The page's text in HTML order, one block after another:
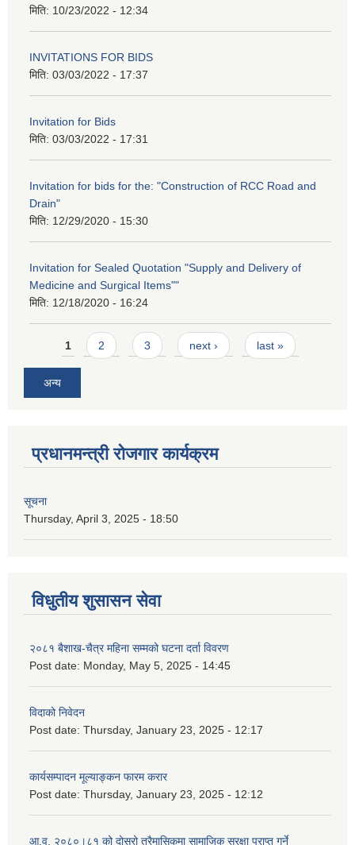
मिति: 10/23/2022 - 12:34
INVITATIONS FOR BIDS
मिति: 03/03/2022 - 17:37
Invitation for Bids
मिति: 03/03/2022 - 17:31
Invitation for bids for the: "Construction of RCC Road and
Drain"
मिति: 12/29/2020 - 15:30
Invitation for Sealed Quotation "Supply and Delivery of
Medicine and Surgical Items""
मिति: 12/18/2020 - 16:24
Pages
1 2 3 next › last »
अन्य
प्रधानमन्त्री रोजगार कार्यक्रम
सूचना
Thursday, April 3, 2025 - 18:50
विधुतीय शुसासन सेवा
२०८१ बैशाख-चैत्र महिना सम्मको घटना दर्ता विवरण
Post date: Monday, May 5, 2025 - 14:45
विदाको निवेदन
Post date: Thursday, January 23, 2025 - 12:17
कार्यसम्पादन मूल्याङ्कन फारम करार
Post date: Thursday, January 23, 2025 - 12:12
आ.व. २०८०।८१ को दोस्रो त्रैमासिकमा सामाजिक सुरक्षा प्राप्त गर्ने